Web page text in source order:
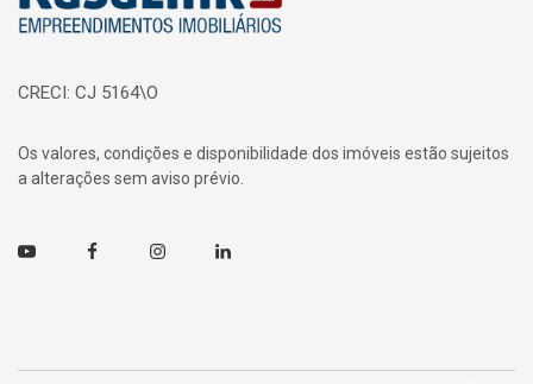
CRECI: CJ 5164\O
Os valores, condições e disponibilidade dos imóveis estão sujeitos
a alterações sem aviso prévio.
Youtube FacebookInstagramLinkedin